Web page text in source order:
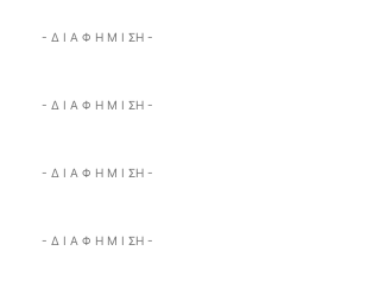
- Δ Ι Α Φ Η Μ Ι ΣΗ -
- Δ Ι Α Φ Η Μ Ι ΣΗ -
- Δ Ι Α Φ Η Μ Ι ΣΗ -
- Δ Ι Α Φ Η Μ Ι ΣΗ -